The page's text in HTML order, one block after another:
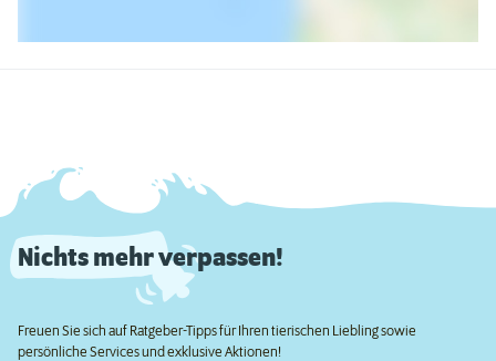
Nichts mehr verpassen!
Freuen Sie sich auf Ratgeber-Tipps für Ihren tierischen Liebling sowie
persönliche Services und exklusive Aktionen!